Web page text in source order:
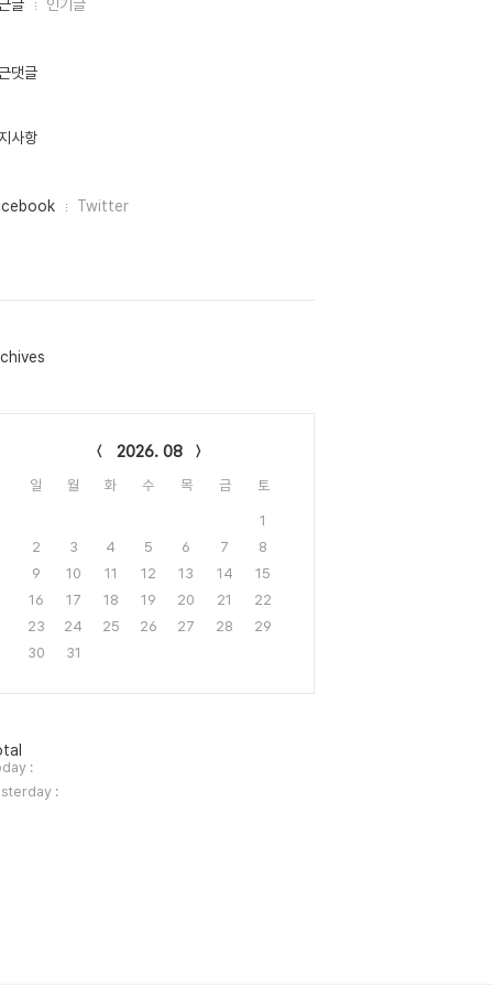
글 인기글
댓글
사항
Twitter
2026. 08
일 월 화 수 목 금 토
1
2
3 4 5 6 7
8
9
10 11 12 13 14
15
16
17 18 19 20 21
22
23
24 25 26 27 28
29
30
31
:
: